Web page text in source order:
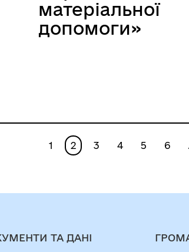
матеріальної
допомоги»
1 2 3 4 5 6
ТА ДАНІ